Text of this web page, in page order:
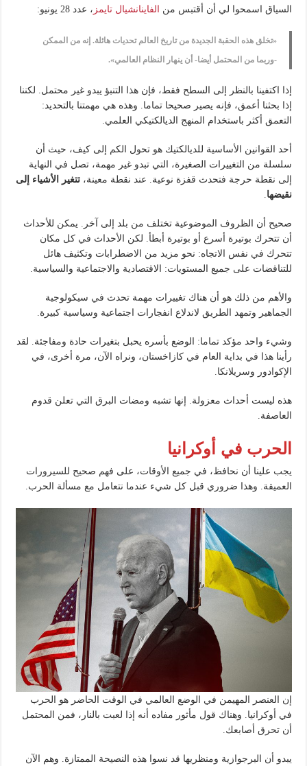
السياق اسمحوا لي أن أقتبس من
الفاينانشيال تايمز ، عدد 28 يونيو:
«تخلق هذه الحقبة الجديدة من تاريخ العالم تحديات هائلة. إنه من الممكن
-وربما من المحتمل أيضا- أن ينهار النظام العالمي».
إذا اكتفينا بالنظر إلى السطح فقط، فإن هذا التنبؤ يبدو غير محتمل. لكننا
إذا بحثنا أعمق، فإنه يصير صحيحا تماما. وهذه هي مهمتنا بالتحديد:
التعمق أكثر باستخدام المنهج الديالكتيكي العلمي.
أحد القوانين الأساسية للديالكتيك هو تحول الكم إلى كيف، حيث أن
سلسلة من التغييرات الصغيرة، التي تبدو غير مهمة، تصل في النهاية
إلى نقطة حرجة فتحدث قفزة نوعية. عند نقطة معينة،تتغير الأشياء إلى
نقيضها
صحيح أن الظروف الموضوعية تختلف من بلد إلى آخر. يمكن للأحداث
أن تتحرك بوتيرة أسرع أو بوتيرة أبطأ. لكن الأحداث في كل مكان
تتحرك في نفس الاتجاه: نحو مزيد من الاضطرابات وتكثيف هائل
للتناقضات على جميع المستويات: الاقتصادية والاجتماعية والسياسية.
والأهم من ذلك هو أن هناك تغييرات مهمة تحدث في سيكولوجية
الجماهير وتمهد الطريق لاندلاع انفجارات اجتماعية وسياسية كبيرة.
وشيء واحد مؤكد تماما: الوضع بأسره يحبل بتغيرات حادة ومفاجئة. لقد
رأينا هذا في بداية العام في كازاخستان، ونراه الآن، مرة أخرى، في
الإكوادور وسريلانكا.
هذه ليست أحداث معزولة. إنها تشبه ومضات البرق التي تعلن قدوم
العاصفة.
الحرب في أوكرانيا
يجب علينا أن نحافظ، في جميع الأوقات، على فهم صحيح للسيرورات
العميقة. وهذا ضروري قبل كل شيء عندما نتعامل مع مسألة الحرب.
إن العنصر المهيمن في الوضع العالمي في الوقت الحاضر هو الحرب
في أوكرانيا. وهناك قول مأثور مفاده أنه إذا لعبت بالنار، فمن المحتمل
أن تحرق أصابعك.
يبدو أن البرجوازية ومنظريها قد نسوا هذه النصيحة الممتازة. وهم الآن